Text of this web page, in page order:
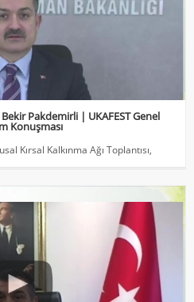
Kırsal Kalkınma Ağı Toplantısı,
Pakdemirli | UKAFEST Genel
Konuşması
Kırsal Kalkınma Ağı Toplantısı,
Yardımcısı / Dışişleri Bakanlığı
Kalkınma Ağı Toplantısı